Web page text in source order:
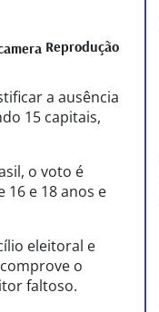
Reprodução
a ausência
15 capitais,
o voto é
e 18 anos e
eleitoral e
o
faltoso.